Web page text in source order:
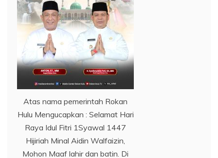
Atas nama pemerintah Rokan
Hulu Mengucapkan : Selamat Hari
Raya Idul Fitri 1Syawal 1447
Hijiriah Minal Aidin Walfaizin,
Mohon Maaf lahir dan batin. Di